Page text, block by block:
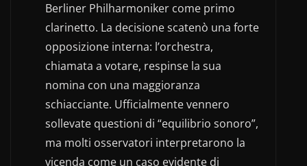
Berliner Philharmoniker come primo
clarinetto. La decisione scatenò una forte
opposizione interna: l’orchestra,
chiamata a votare, respinse la sua
nomina con una maggioranza
schiacciante. Ufficialmente vennero
sollevate questioni di “equilibrio sonoro”,
ma molti osservatori interpretarono la
vicenda come un caso evidente di